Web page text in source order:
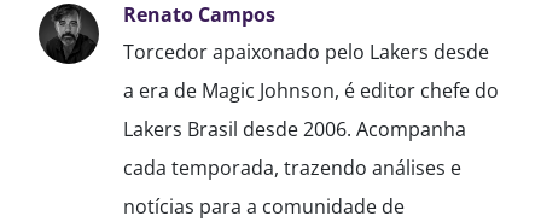
Renato Campos
Torcedor apaixonado pelo Lakers desde
a era de Magic Johnson, é editor chefe do
Lakers Brasil desde 2006. Acompanha
cada temporada, trazendo análises e
notícias para a comunidade de